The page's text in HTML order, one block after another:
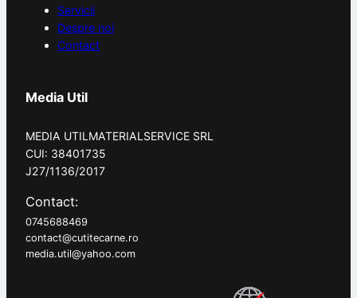
Servicii
Despre noi
Contact
Media Util
MEDIA UTILMATERIALSERVICE SRL
CUI: 38401735
J27/1136/2017
Contact:
0745688469
contact@cutitecarne.ro
media.util@yahoo.com